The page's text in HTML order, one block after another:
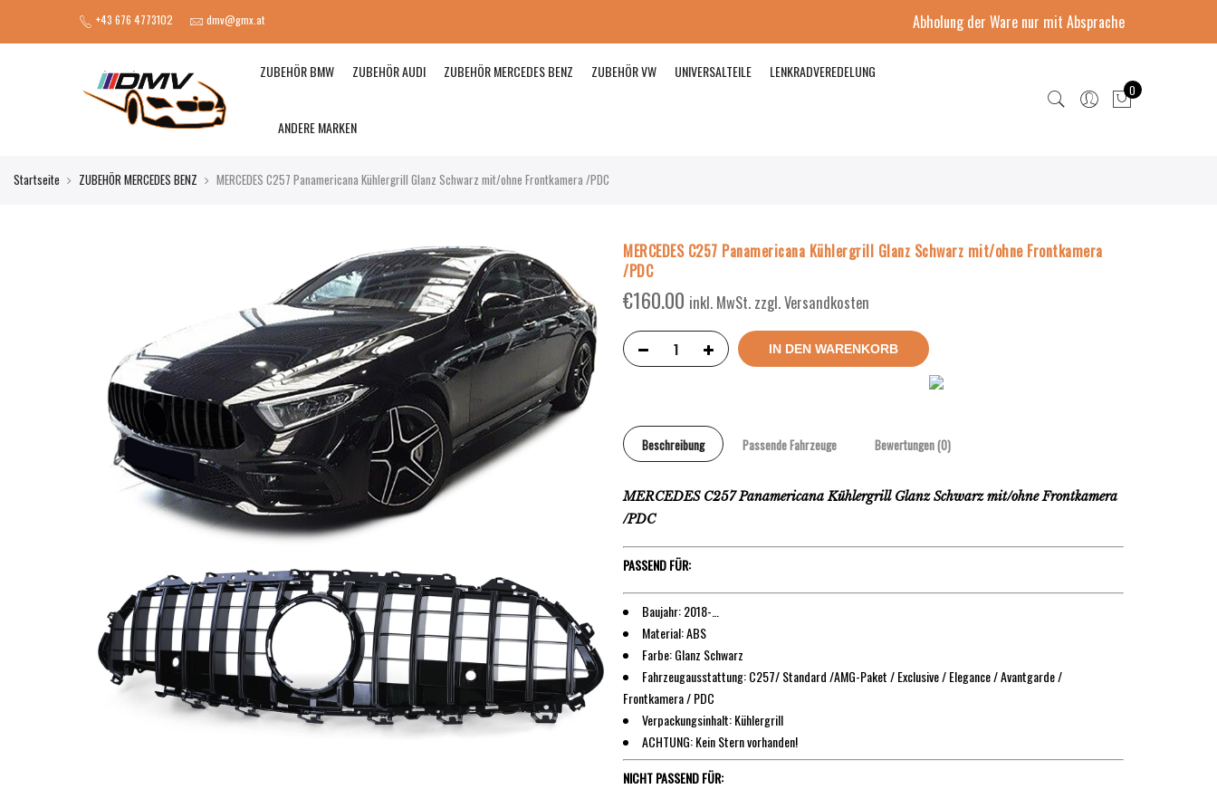
+43 676 4773102 dmv@gmx.at Abholung der Ware nur mit Absprache
ZUBEHÖR BMW ZUBEHÖR AUDI ZUBEHÖR MERCEDES BENZ ZUBEHÖR VW UNIVERSALTEILE LENKRADVEREDELUNG
ANDERE MARKEN
0
Startseite ZUBEHÖR MERCEDES BENZ MERCEDES C257 Panamericana Kühlergrill Glanz Schwarz mit/ohne Frontkamera /PDC
MERCEDES C257 Panamericana Kühlergrill Glanz Schwarz mit/ohne Frontkamera
/PDC
€160.00 inkl. MwSt. zzgl. Versandkosten
IN DEN WARENKORB
Beschreibung Passende Fahrzeuge Bewertungen (0)
MERCEDES C257 Panamericana Kühlergrill Glanz Schwarz mit/ohne Frontkamera
/PDC
PASSEND FÜR:
Baujahr: 2018-…
Material: ABS
Farbe: Glanz Schwarz
Fahrzeugausstattung: C257/ Standard /AMG-Paket / Exclusive / Elegance / Avantgarde /
Frontkamera / PDC
Verpackungsinhalt: Kühlergrill
ACHTUNG: Kein Stern vorhanden!
NICHT PASSEND FÜR: